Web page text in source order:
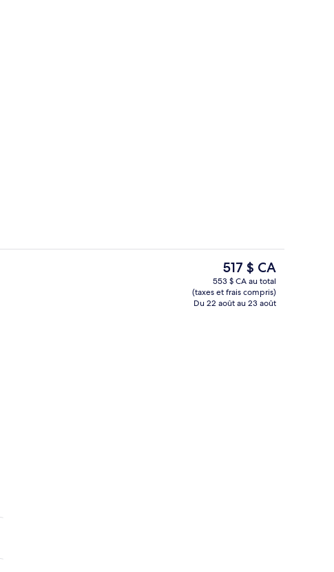
6 bars-salons, bar attenant à la
Le
prix
actuel
est
517 $ CA
553 $ CA au total
(taxes et frais compris)
Du 22 août au 23 août